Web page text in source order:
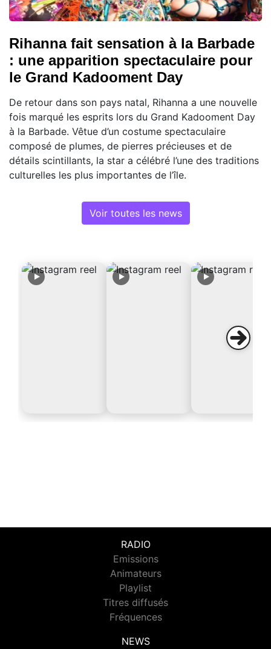
Rihanna fait sensation à la Barbade
: une apparition spectaculaire pour
le Grand Kadooment Day
De retour dans son pays natal, Rihanna a une nouvelle
fois marqué les esprits lors du Grand Kadooment Day
à la Barbade. Vêtue d’un costume spectaculaire
composé de plumes, de pierres précieuses et de
détails scintillants, la star a célébré l’une des traditions
culturelles les plus importantes de l’île.
Voir toutes les news
RADIO
Emissions
Animateurs
Playlist
Titres diffusés
Fréquences
NEWS